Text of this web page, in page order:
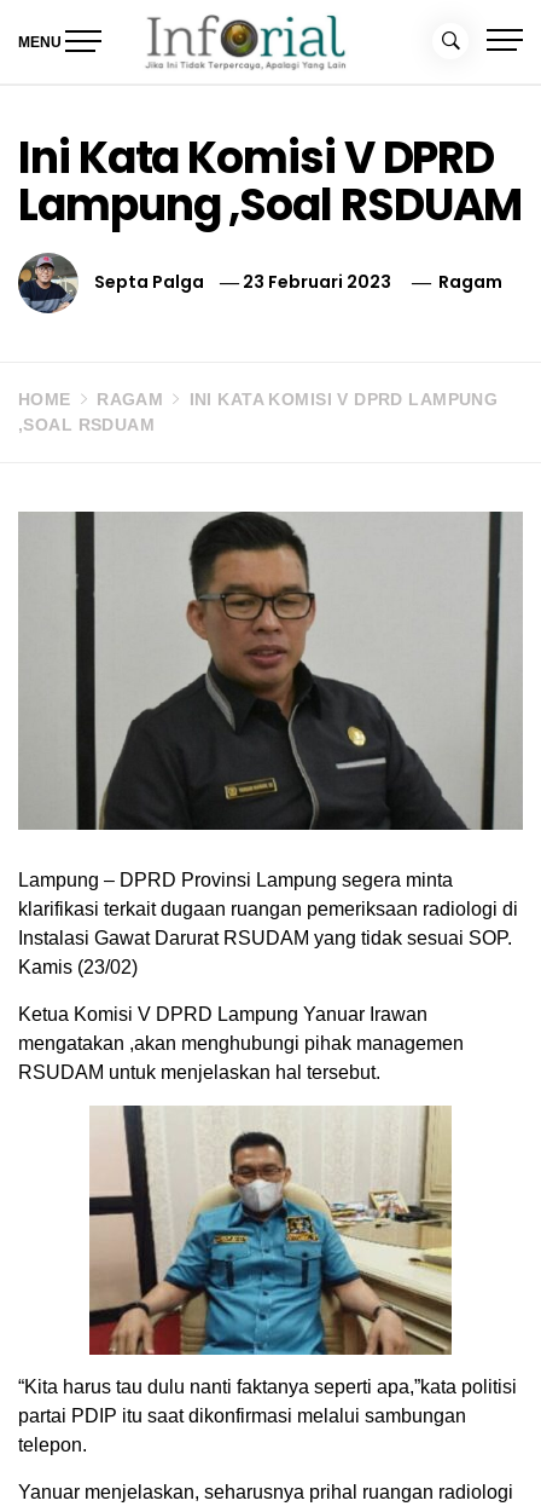
MENU
Ini Kata Komisi V DPRD
Lampung ,Soal RSDUAM
Septa Palga 23 Februari 2023 Ragam
HOME RAGAM
INI KATA KOMISI V DPRD LAMPUNG
,SOAL RSDUAM
Lampung – DPRD Provinsi Lampung segera minta
klarifikasi terkait dugaan ruangan pemeriksaan radiologi di
Instalasi Gawat Darurat RSUDAM yang tidak sesuai SOP.
Kamis (23/02)
Ketua Komisi V DPRD Lampung Yanuar Irawan
mengatakan ,akan menghubungi pihak managemen
RSUDAM untuk menjelaskan hal tersebut.
“Kita harus tau dulu nanti faktanya seperti apa,”kata politisi
partai PDIP itu saat dikonfirmasi melalui sambungan
telepon.
Yanuar menjelaskan, seharusnya prihal ruangan radiologi